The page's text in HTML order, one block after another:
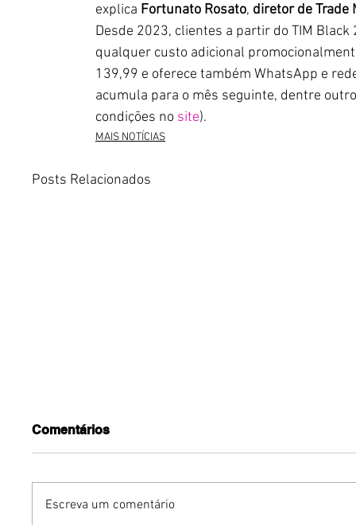
explica Fortunato Rosato, diretor de Trade
Desde 2023, clientes a partir do TIM
qualquer custo adicional
139,99 e oferece também WhatsApp e
acumula para o mês seguinte, dentre
condições no site).
MAIS NOTÍCIAS
Posts Relacionados
Comentários
Escreva um comentário